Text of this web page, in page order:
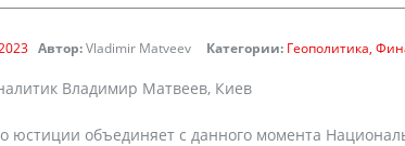
Автор:Vladimir Matveev Категории: Геополитика
Владимир Матвеев, Киев
юстиции объединяет с данного момента